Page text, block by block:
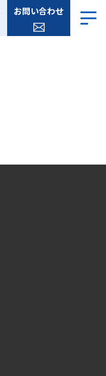
お問い合わせ